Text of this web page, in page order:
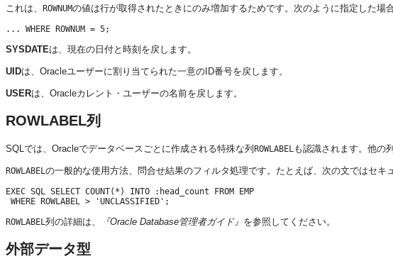
これは、 ROWNUMの値は行が取得されたときにのみ増加するためです。次のように指定した場
SYSDATEは、現在の日付と時刻を戻します。
UIDは、Oracleユーザーに割り当てられた一意のID番号を戻します。
USERは、Oracleカレント・ユーザーの名前を戻します。
ROWLABEL列
SQLでは、Oracleでデータベースごとに作成される特殊な列 ROWLABEL も認識されます。他の
ROWLABEL の一般的な使用方法、問合せ結果のフィルタ処理です。たとえば、次の文ではセキ
EXEC SQL SELECT COUNT(*) INTO :head_count FROM EMP
ROWLABEL 列の詳細は、 『Oracle Database管理者ガイド』 を参照してください。
外部データ型